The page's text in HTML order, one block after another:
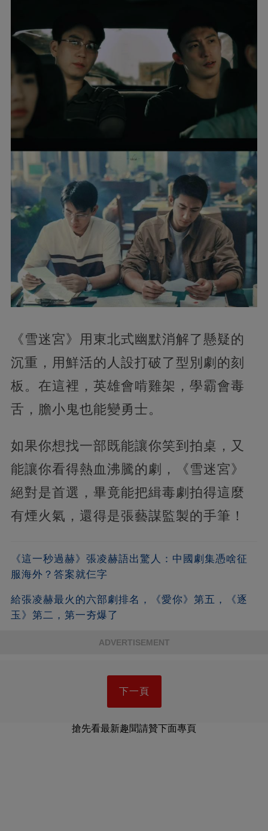
《雪迷宮》用東北式幽默消解了懸疑的
沉重，用鮮活的人設打破了型別劇的刻
板。在這裡，英雄會啃雞架，學霸會毒
舌，膽小鬼也能變勇士。
如果你想找一部既能讓你笑到拍桌，又
能讓你看得熱血沸騰的劇，《雪迷宮》
絕對是首選，畢竟能把緝毒劇拍得這麼
有煙火氣，還得是張藝謀監製的手筆！
《這一秒過赫》張凌赫語出驚人：中國劇集憑啥征
服海外？答案就仨字
給張凌赫最火的六部劇排名，《愛你》第五，《逐
玉》第二，第一夯爆了
ADVERTISEMENT
下一頁
搶先看最新趣聞請贊下面專頁